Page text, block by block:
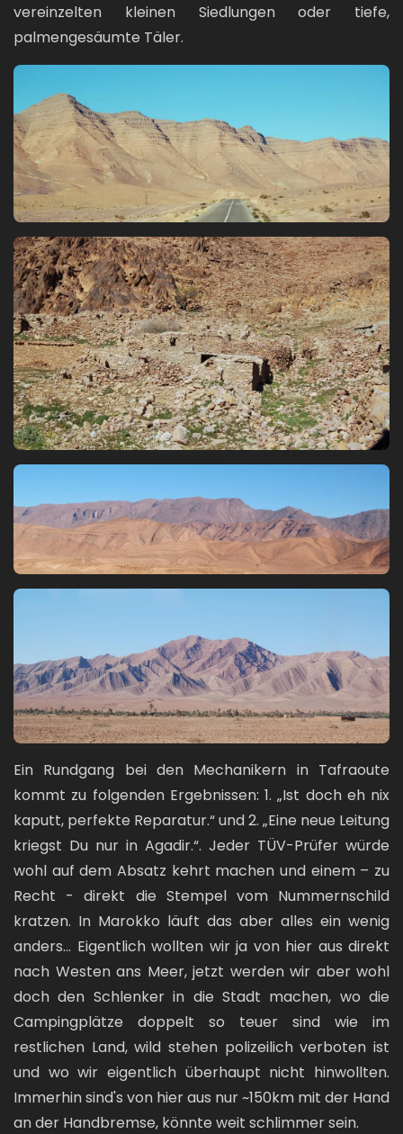
vereinzelten kleinen Siedlungen oder tiefe,
palmengesäumte Täler.
Bild
Bild
Bild
Bild
Ein Rundgang bei den Mechanikern in Tafraoute
kommt zu folgenden Ergebnissen: 1. „Ist doch eh nix
kaputt, perfekte Reparatur.“ und 2. „Eine neue Leitung
kriegst Du nur in Agadir.“. Jeder TÜV-Prüfer würde
wohl auf dem Absatz kehrt machen und einem – zu
Recht - direkt die Stempel vom Nummernschild
kratzen. In Marokko läuft das aber alles ein wenig
anders... Eigentlich wollten wir ja von hier aus direkt
nach Westen ans Meer, jetzt werden wir aber wohl
doch den Schlenker in die Stadt machen, wo die
Campingplätze doppelt so teuer sind wie im
restlichen Land, wild stehen polizeilich verboten ist
und wo wir eigentlich überhaupt nicht hinwollten.
Immerhin sind's von hier aus nur ~150km mit der Hand
an der Handbremse, könnte weit schlimmer sein.